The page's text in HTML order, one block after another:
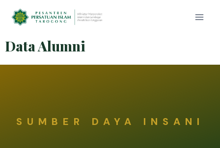
Data Alumni
SUMBER DAYA INSANI